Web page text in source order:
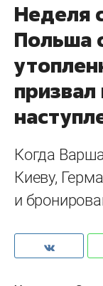
Неделя
Польша
Когда
Киеву,
и